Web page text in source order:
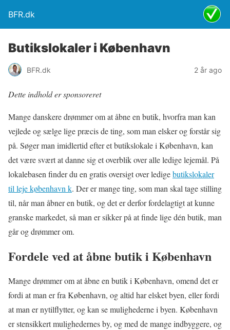
BFR.dk
Butikslokaler i København
BFR.dk 2 år ago
Dette indhold er sponsoreret
Mange danskere drømmer om at åbne en butik, hvorfra man kan
vejlede og sælge lige præcis de ting, som man elsker og forstår sig
på. Søger man imidlertid efter et butikslokale i København, kan
det være svært at danne sig et overblik over alle ledige lejemål. På
lokalebasen finder du en gratis oversigt over ledigebutikslokaler
til leje københavn k. Der er mange ting, som man skal tage stilling
til, når man åbner en butik, og det er derfor fordelagtigt at kunne
granske markedet, så man er sikker på at finde lige dén butik, man
går og drømmer om.
Fordele ved at åbne butik i København
Mange drømmer om at åbne en butik i København, omend det er
fordi at man er fra København, og altid har elsket byen, eller fordi
at man er nytilflytter, og kan se mulighederne i byen. København
er stensikkert mulighedernes by, og med de mange indbyggere, og